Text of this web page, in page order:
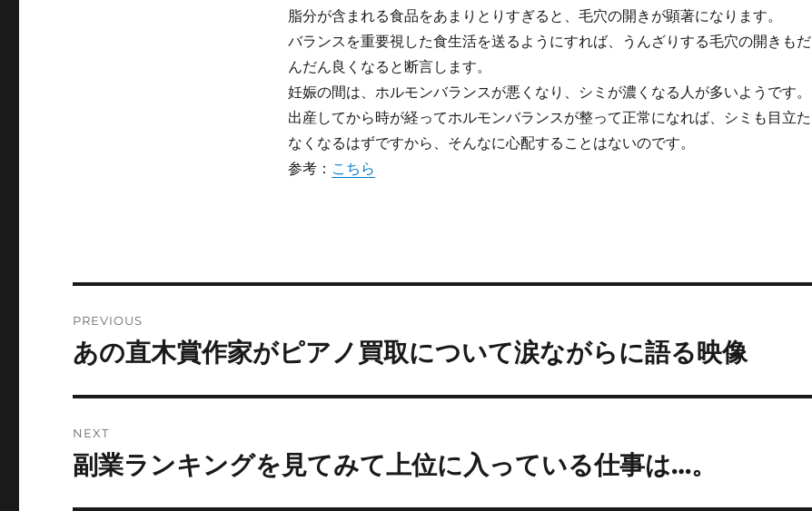
脂分が含まれる食品をあまりとりすぎると、毛穴の開きが顕著になります。
バランスを重要視した食生活を送るようにすれば、うんざりする毛穴の開きもだ
んだん良くなると断言します。
妊娠の間は、ホルモンバランスが悪くなり、シミが濃くなる人が多いようです。
出産してから時が経ってホルモンバランスが整って正常になれば、シミも目立た
なくなるはずですから、そんなに心配することはないのです。
参考： こちら
navigation
PREVIOUS
Previous
あの直木賞作家がピアノ買取について涙ながらに語る映像
NEXT
Next
副業ランキングを見てみて上位に入っている仕事は…。